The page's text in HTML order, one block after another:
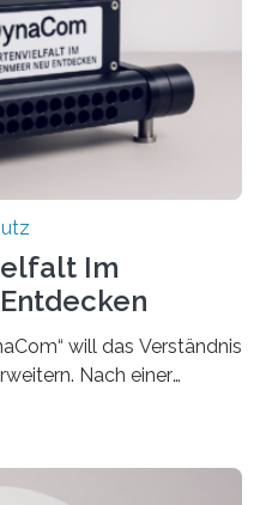
Im
will das Verständnis
Nach einer
ist nun eine große
damit, wie ein